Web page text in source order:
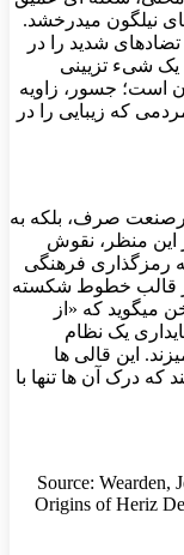
نیلگون میدرخشد.
شدید را در
شیء تزیینی
است؛ جسور، زاویه
که زیبایی را در
صرف، بلکه به
این منظر، نقوش
رمزگذاری فرهنگی
قالب خطوط شکسته
میگوید که «از
یک نظام
این قالی ها
که درک آن ها تنها با
​Source: Wearden,
Origins of Heriz